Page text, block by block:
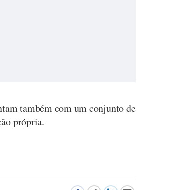
também com um conjunto de
própria.